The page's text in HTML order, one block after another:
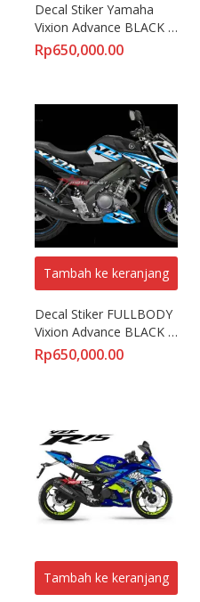
Decal Stiker Yamaha
Vixion Advance BLACK
VR46 PROJECT STABILO
Rp650,000.00
Tambah ke keranjang
Decal Stiker FULLBODY
Vixion Advance BLACK
RACING WHITE
Rp650,000.00
Tambah ke keranjang